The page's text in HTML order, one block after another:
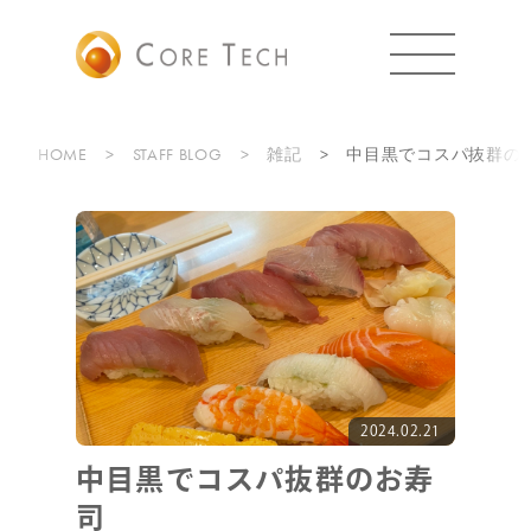
HOME STAFF BLOG 雑記 中目黒でコスパ抜群の
2024.02.21
中目黒でコスパ抜群のお寿
司